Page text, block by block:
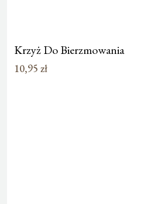
Krzyż Do Bierzmowania
10,95 zł